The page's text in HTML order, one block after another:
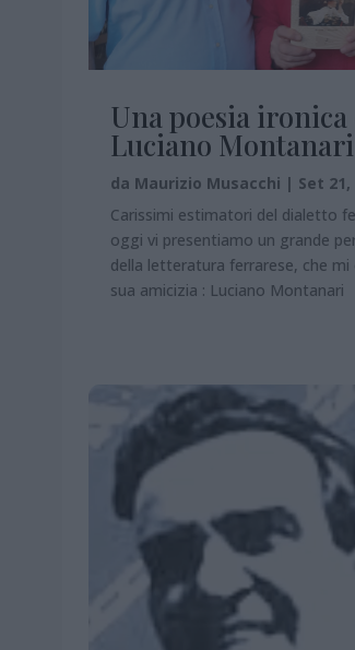
Una poesia ironica
Luciano Montanari
da Maurizio Musacchi | Set 21,
Carissimi estimatori del dialetto
oggi vi presentiamo un grande
della letteratura ferrarese, che mi
sua amicizia : Luciano Montanari